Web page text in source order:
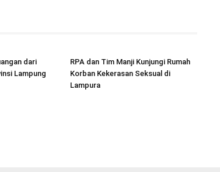
dari
Lampung
RPA dan Tim Manji Kunjungi Rumah
Korban Kekerasan Seksual di
Lampura